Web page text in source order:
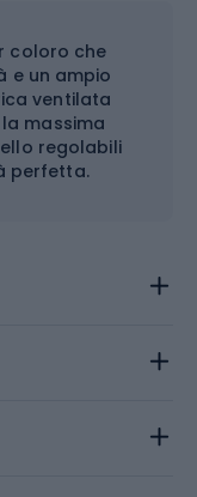
coloro che
e un ampio
ventilata
massima
regolabili
perfetta.